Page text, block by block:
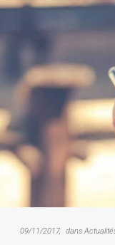
09/11/2017 dans